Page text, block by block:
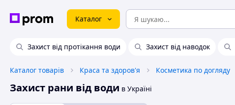
Каталог
Захист від протікання води Захист від наводок
Каталог товарів Краса та здоров'я Косметика по догляду
Захист рани від води в Україні